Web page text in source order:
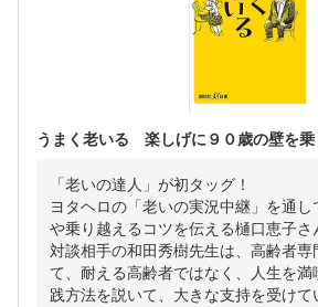
うまく老いる 楽しげに９０歳の壁を乗
「老いの達人」が初タッグ！
ヨタヘロの「老いの実況中継」を通し
や乗り越えるコツを伝える樋口恵子さ
対談相手の和田秀樹先生は、高齢者専
て、耐える高齢者ではなく、人生を
践方法を説いて、大きな支持を受けて